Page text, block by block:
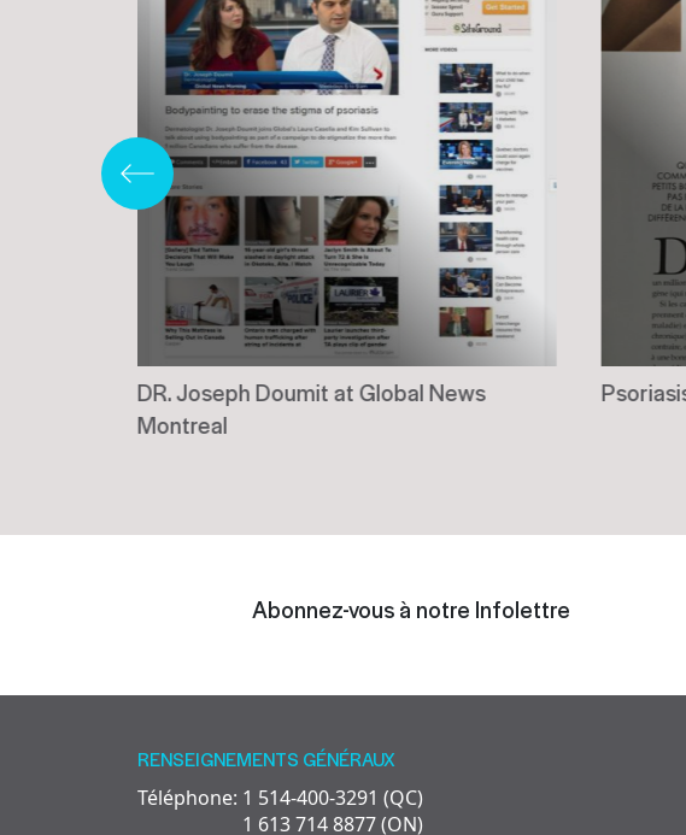
DR. Joseph Doumit at Global News
Montreal
Abonnez-vous à notre Infolettre
RENSEIGNEMENTS GÉNÉRAUX
Téléphone: 1 514-400-3291 (QC)
1 613 714 8877 (ON)